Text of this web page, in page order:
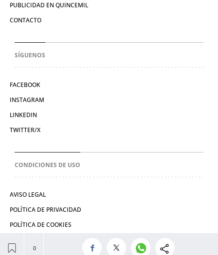
PUBLICIDAD EN QUINCEMIL
CONTACTO
SÍGUENOS
FACEBOOK
INSTAGRAM
LINKEDIN
TWITTER/X
CONDICIONES DE USO
AVISO LEGAL
POLÍTICA DE PRIVACIDAD
POLÍTICA DE COOKIES